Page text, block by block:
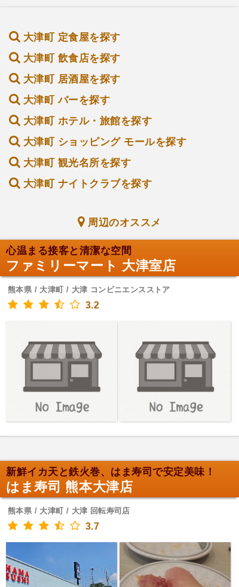
大津町 定食屋を探す
大津町 飲食店を探す
大津町 居酒屋を探す
大津町 バーを探す
大津町 ホテル・旅館を探す
大津町 ショッピング モールを探す
大津町 観光名所を探す
大津町 ナイトクラブを探す
周辺のオススメ
心温まる接客と清潔な空間
ファミリーマート 大津室店
熊本県 / 大津町 / 大津 コンビニエンスストア
3.2
新鮮イカ天と鉄火巻、はま寿司で安定美味！
はま寿司 熊本大津店
熊本県 / 大津町 / 大津 回転寿司店
3.7